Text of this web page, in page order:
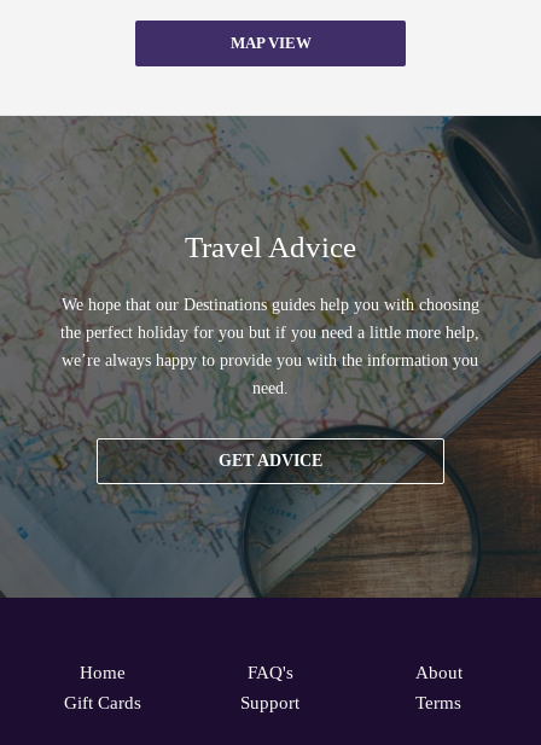
MAP VIEW
Travel Advice
We hope that our Destinations guides help you with choosing
the perfect holiday for you but if you need a little more help,
we’re always happy to provide you with the information you
need.
GET ADVICE
Home
Gift Cards
FAQ's
Support
About
Terms